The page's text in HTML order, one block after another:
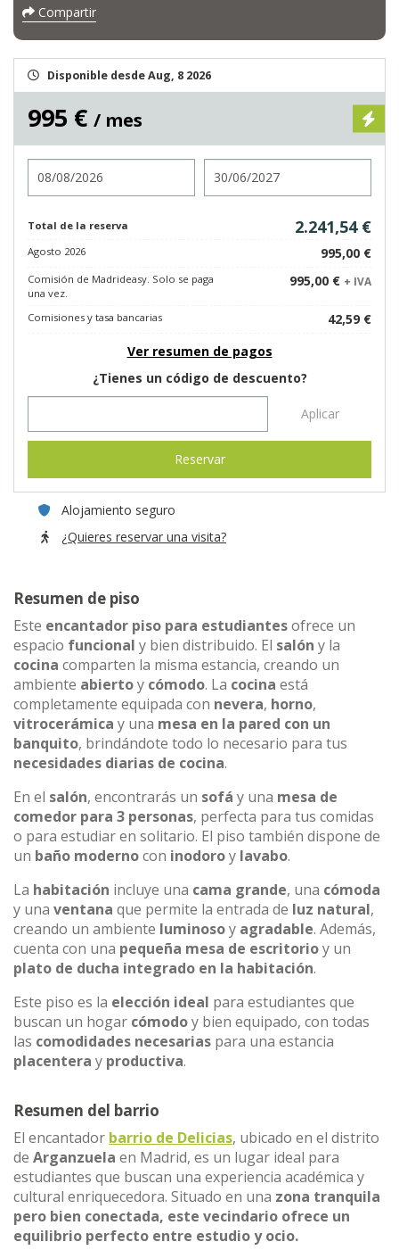
Compartir
Disponible desde Aug, 8 2026
995 € / mes
Total de la reserva 2.241,54 €
Agosto 2026 995,00 €
Comisión de Madrideasy. Solo se paga
una vez.
995,00 € + IVA
Comisiones y tasa bancarias
42,59 €
Ver resumen de pagos
¿Tienes un código de descuento?
Aplicar
Reservar
Alojamiento seguro
¿Quieres reservar una visita?
Resumen de piso
Este encantador piso para estudiantesofrece un
espacio funcional y bien distribuido. El salón y la
cocina comparten la misma estancia, creando un
ambiente abiertoy cómodo. La cocina está
completamente equipada con nevera, horno,
vitrocerámica y una mesa en la pared con un
banquito, brindándote todo lo necesario para tus
necesidades diarias de cocina.
En el salón, encontrarás un sofá y una mesa de
comedor para 3 personas, perfecta para tus comidas
o para estudiar en solitario. El piso también dispone de
un baño modernocon inodoroy lavabo.
La habitación incluye una cama grande, una cómoda
y una ventana que permite la entrada de luz natural,
creando un ambiente luminosoy agradable. Además,
cuenta con una pequeña mesa de escritorioy un
plato de ducha integrado en la habitación.
Este piso es la elección ideal para estudiantes que
buscan un hogar cómodoy bien equipado, con todas
las comodidades necesarias para una estancia
placentera y productiva.
Resumen del barrio
El encantador barrio de Delicias, ubicado en el distrito
de Arganzuela en Madrid, es un lugar ideal para
estudiantes que buscan una experiencia académica y
cultural enriquecedora. Situado en una zona tranquila
pero bien conectada, este vecindario ofrece un
equilibrio perfecto entre estudio y ocio.